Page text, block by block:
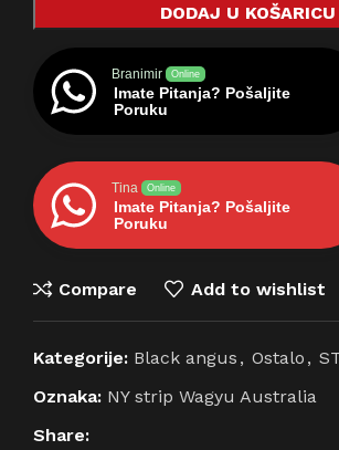
DODAJ U KOŠARICU
Branimir Online
Imate Pitanja? Pošaljite
Poruku
Tina Online
Imate Pitanja? Pošaljite
Poruku
Compare Add to wishlist
Kategorije: Black angus , Ostalo ,
Oznaka: NY strip Wagyu Australia
Share: